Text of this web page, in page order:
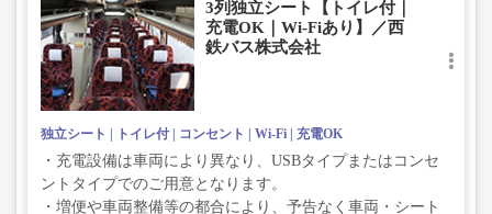
3列独立シート【トイレ付｜
充電OK｜Wi-Fiあり】／西
鉄バス株式会社
独立シート トイレ付 コンセント Wi-Fi 充電OK
・充電設備は車両により異なり、USBタイプまたはコンセ
ントタイプでのご用意となります。
・増便や車両整備等の都合により、予告なく車両・シート